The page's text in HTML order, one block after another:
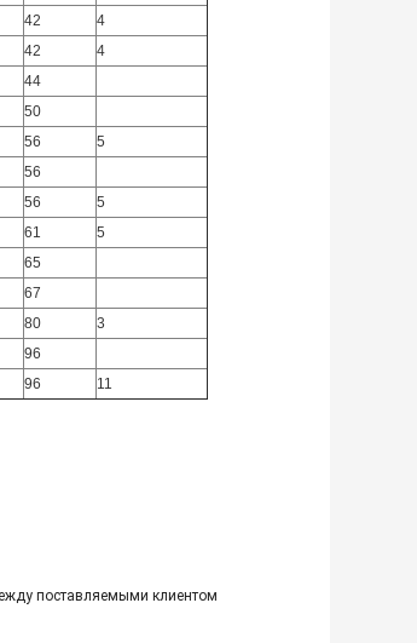
42
4
42
4
44
50
56
5
56
56
5
61
5
65
67
80
3
96
96 11
поставляемыми клиентом